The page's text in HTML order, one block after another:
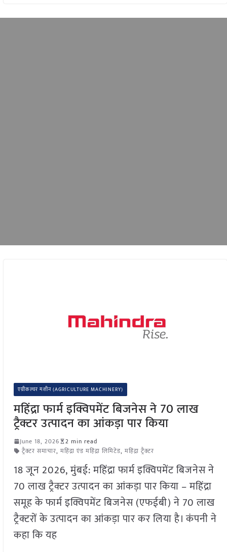
एग्रीकल्चर मशीन (AGRICULTURE MACHINERY)
महिंद्रा फार्म इक्विपमेंट बिजनेस ने 70 लाख
ट्रैक्टर उत्पादन का आंकड़ा पार किया
June 18, 2026
2 min read
ट्रैक्टर समाचार, महिंद्रा एंड महिंद्रा लिमिटेड, महिंद्रा ट्रैक्टर
18 जून 2026, मुंबई: महिंद्रा फार्म इक्विपमेंट बिजनेस ने
70 लाख ट्रैक्टर उत्पादन का आंकड़ा पार किया – महिंद्रा
समूह के फार्म इक्विपमेंट बिजनेस (एफईबी) ने 70 लाख
ट्रैक्टरों के उत्पादन का आंकड़ा पार कर लिया है। कंपनी ने
कहा कि यह